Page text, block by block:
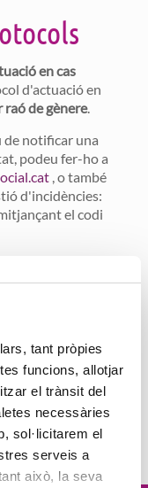
tant pròpies
funcions, allotjar
el trànsit del
necessàries
sol·licitarem el
serveis a
això, la seva
en cas
d'actuació en
raó de gènere.
de notificar una
podeu fer-ho a
, o també
d'incidències:
el codi